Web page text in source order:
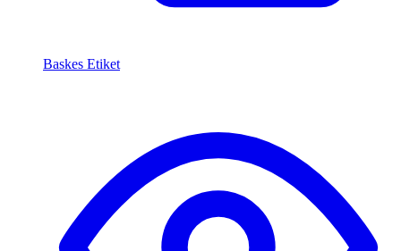
Baskes Etiket